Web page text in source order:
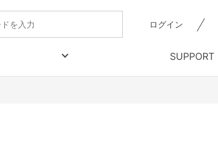
ログイン
SUPPORT